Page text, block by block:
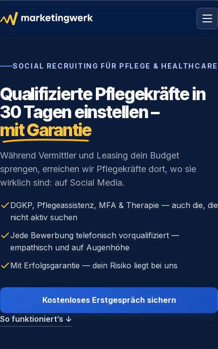
SOCIAL RECRUITING FÜR PFLEGE & HEALTHCARE
Qualifizierte Pflegekräfte in
30 Tagen einstellen –
mit Garantie
Während Vermittler und Leasing dein Budget
sprengen, erreichen wir Pflegekräfte dort, wo sie
wirklich sind: auf Social Media.
DGKP, Pflegeassistenz, MFA & Therapie — auch die, die
nicht aktiv suchen
Jede Bewerbung telefonisch vorqualifiziert —
empathisch und auf Augenhöhe
Mit Erfolgsgarantie — dein Risiko liegt bei uns
Kostenloses Erstgespräch sichern
So funktioniert’s ↓